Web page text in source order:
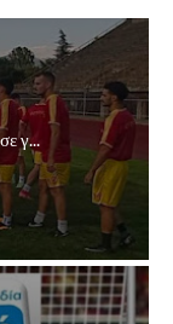
γ...